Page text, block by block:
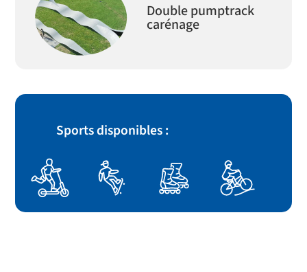
Double pumptrack
carénage
Sports disponibles :